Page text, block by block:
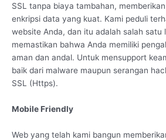
SSL tanpa biaya tambahan,
enkripsi data yang kuat. Kami peduli
website Anda, dan itu adalah salah satu
memastikan bahwa Anda memiliki
aman dan andal. Untuk mensupport
baik dari malware maupun serangan
SSL (Https).
Mobile Friendly
Web yang telah kami bangun